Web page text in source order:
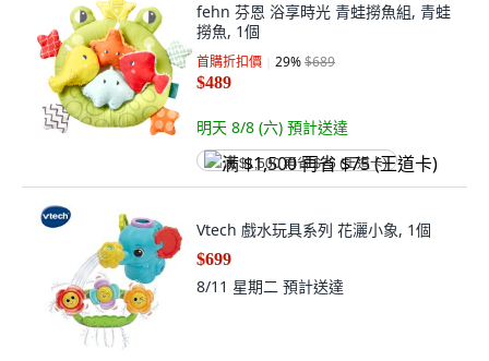
fehn 芬恩 浴享時光 青蛙撈魚組, 青蛙
撈魚, 1個
首購折扣價 29%$689
$489
明天 8/8 (六) 預計送達
满 $1,500 再省 $75 (王道卡)
Vtech 戲水玩具系列 花灑小象, 1個
$699
8/11 星期二 預計送達